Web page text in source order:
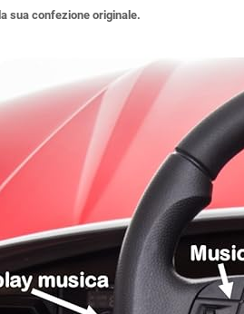
sua confezione originale.